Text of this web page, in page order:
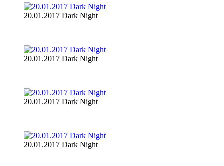
20.01.2017 Dark Night
20.01.2017 Dark Night
20.01.2017 Dark Night
20.01.2017 Dark Night